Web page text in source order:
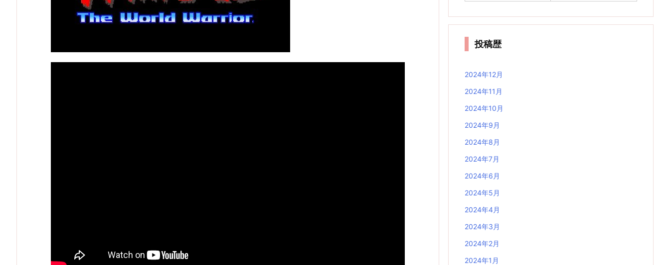
投稿歴
2024年12月
2024年11月
2024年10月
2024年9月
2024年8月
2024年7月
2024年6月
2024年5月
2024年4月
2024年3月
2024年2月
2024年1月